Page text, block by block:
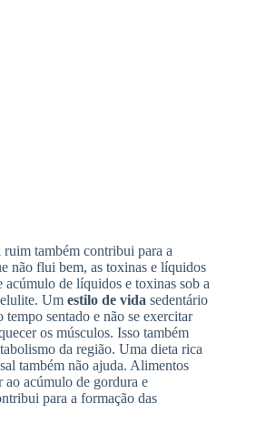
ruim também contribui para a
não flui bem, as toxinas e líquidos
acúmulo de líquidos e toxinas sob a
Um estilo de vida sedentário
sentado e não se exercitar
os músculos. Isso também
da região. Uma dieta rica
também não ajuda. Alimentos
ao acúmulo de gordura e
para a formação das